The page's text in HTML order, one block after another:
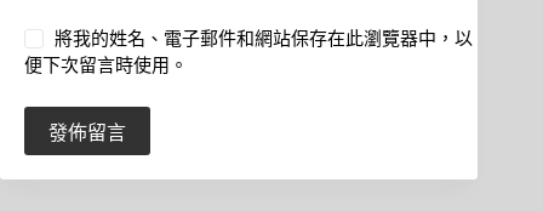
將我的姓名、電子郵件和網站保存在此瀏覽器中，以
便下次留言時使用。
發佈留言